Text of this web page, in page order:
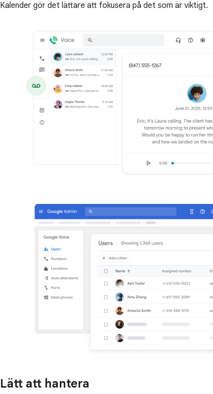
Kalender gör det lättare att fokusera på det som är viktigt.
Lätt att hantera